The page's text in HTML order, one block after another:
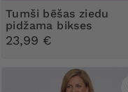
Tumši bēšas ziedu
pidžama bikses
23,99 €